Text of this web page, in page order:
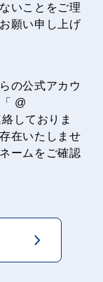
いことをご理
願い申し上げ
の公式アカウ
@
しておりま
在いたしませ
ームをご確認